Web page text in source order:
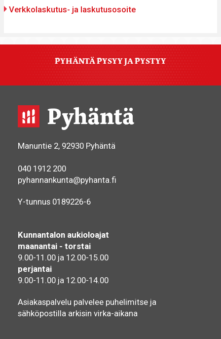
Verkkolaskutus- ja laskutusosoite
PYHÄNTÄ PYSYY JA PYSTYY
Manuntie 2, 92930 Pyhäntä
040 1912 200
pyhannankunta@pyhanta.fi
Y-tunnus 0189226-6
Kunnantalon aukioloajat
maanantai - torstai
9.00-11.00 ja 12.00-15.00
perjantai
9.00-11.00 ja 12.00-14.00
Asiakaspalvelu palvelee puhelimitse ja
sähköpostilla arkisin virka-aikana